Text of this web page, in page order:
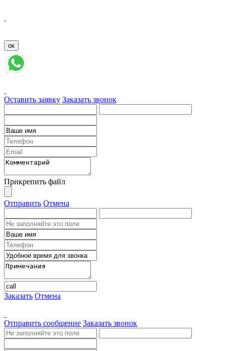
Оставить заявку Заказать звонок
Прикрепить файл
Отправить Отмена
Заказать Отмена
Отправить сообщение Заказать звонок